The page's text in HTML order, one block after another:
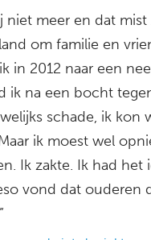
meer en dat mist
om familie en
in 2012 naar een
ik na een bocht
schade, ik kon
ik moest wel
Ik zakte. Ik had het
vond dat ouderen